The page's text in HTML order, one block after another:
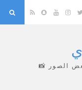
Twitter
Instagram
YouTube
Snapchat
RSS
الصور 📸